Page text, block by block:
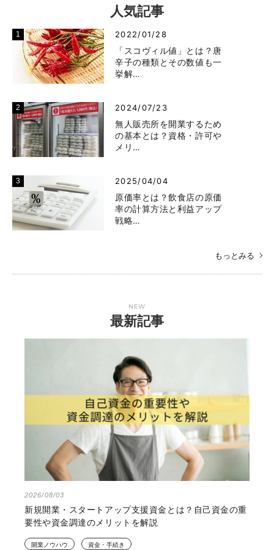
人気記事
2022/01/28
「スコヴィル値」とは？唐
辛子の種類とその数値も一
挙解…
2024/07/23
無人販売所を開業するため
の基本とは？資格・許可や
メリ…
2025/04/04
原価率とは？飲食店の原価
率の計算方法と利益アップ
戦略…
もっとみる
NEW
最新記事
2026/08/03
新規開業・スタートアップ支援資金とは？自己資金の重
要性や資金調達のメリットを解説
開業ノウハウ 資金・手続き